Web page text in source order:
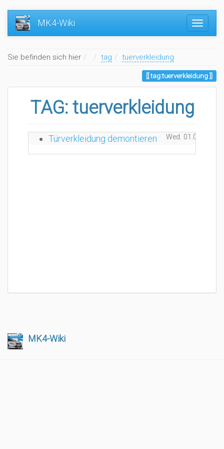
MK4-Wiki
Sie befinden sich hier Home
tag tuerverkleidung
tag:tuerverkleidung
TAG: tuerverkleidung
Türverkleidung demontieren Wed. 01.03.2017
MK4-Wiki